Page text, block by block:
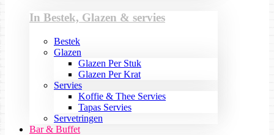
In Bestek, Glazen & servies
Bestek
Glazen
Glazen Per Stuk
Glazen Per Krat
Servies
Koffie & Thee Servies
Tapas Servies
Servetringen
Bar & Buffet